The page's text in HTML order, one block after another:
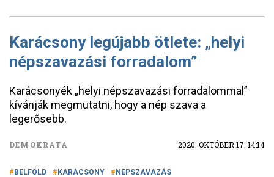
Karácsony legújabb ötlete: „helyi
népszavazási forradalom”
Karácsonyék „helyi népszavazási forradalommal”
kívánják megmutatni, hogy a nép szava a
legerősebb.
DEMOKRATA 2020. OKTÓBER 17. 14:14
BELFÖLD KARÁCSONY NÉPSZAVAZÁS